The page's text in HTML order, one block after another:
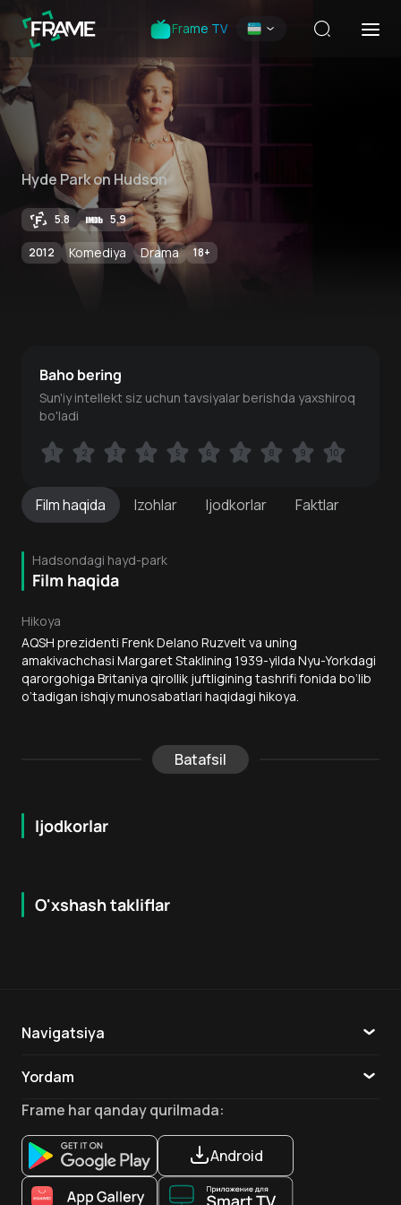
Frame TV
Hyde Park on Hudson
5.8 5.9
2012 Komediya Drama 18+
Filmhaqida Izohlar Ijodkorlar Faktlar
Hadsondagi hayd-park
Film haqida
Hikoya
AQSH prezidenti Frenk Delano Ruzvelt va uning
amakivachchasi Margaret Staklining 1939-yilda Nyu-Yorkdagi
qarorgohiga Britaniya qirollik juftligining tashrifi fonida bo‘lib
o‘tadigan ishqiy munosabatlari haqidagi hikoya.
Batafsil
Ijodkorlar
Baho bering
Sun'iy intellekt siz uchun tavsiyalar berishda yaxshiroq
bo'ladi
1 2 3 4 5 6 7 8 9 10
1 2 3 4 5 6 7 8 9 10
O'xshash takliflar
16 + 7.9
Navigatsiya
Yordam
Aloqa
Ilovalar
Frame har qanday qurilmada:
Android